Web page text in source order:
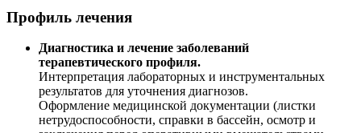
Профиль лечения
Диагностика и лечение заболеваний
терапевтического профиля.
Интерпретация лабораторных и инструментальных
результатов для уточнения диагнозов.
Оформление медицинской документации (листки
нетрудоспособности, справки в бассейн, осмотр и